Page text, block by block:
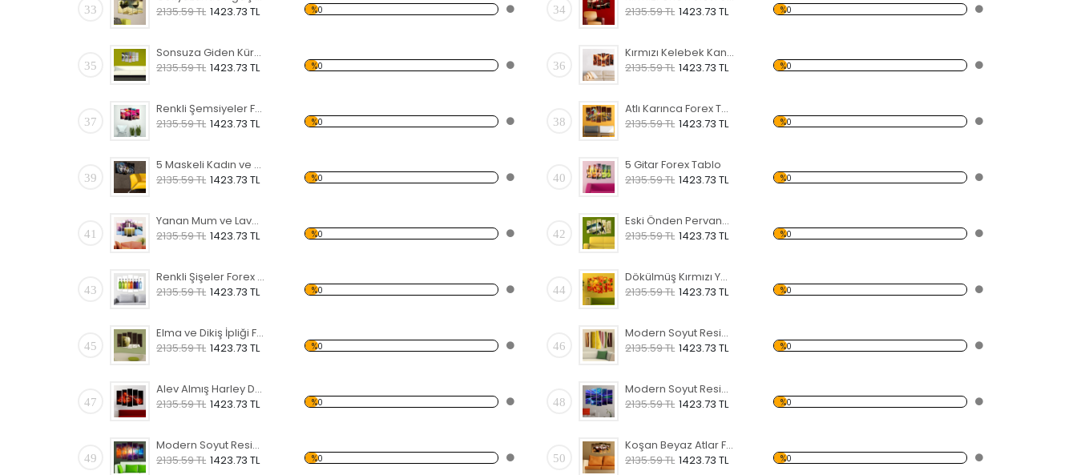
33
2135.59 TL 1423.73 TL %0 34
2135.59 TL 1423.73 TL %0
35
Sonsuza Giden Küre Forex Tablo
2135.59 TL 1423.73 TL %0 36
Kırmızı Kelebek Kanadı Forex Tablo
2135.59 TL 1423.73 TL %0
37
Renkli Şemsiyeler Forex Tablo
2135.59 TL 1423.73 TL %0 38
Atlı Karınca Forex Tablo
2135.59 TL 1423.73 TL %0
39
5 Maskeli Kadın ve Sarı Koltuk Forex Tablo
2135.59 TL 1423.73 TL %0 40
5 Gitar Forex Tablo
2135.59 TL 1423.73 TL %0
41
Yanan Mum ve Lavanta Forex Tablo
2135.59 TL 1423.73 TL %0 42
Eski Önden Pervaneli Uçak Forex Tablo
2135.59 TL 1423.73 TL %0
43
Renkli Şişeler Forex Tablo
2135.59 TL 1423.73 TL %0 44
Dökülmüş Kırmızı Yeşil Yapraklar Forex Tablo
2135.59 TL 1423.73 TL %0
45
Elma ve Dikiş İpliği Forex Tablo
2135.59 TL 1423.73 TL %0 46
Modern Soyut Resim 10 Forex Tablo
2135.59 TL 1423.73 TL %0
47
Alev Almış Harley Davidson Forex Tablo
2135.59 TL 1423.73 TL %0 48
Modern Soyut Resim 9 Forex Tablo
2135.59 TL 1423.73 TL %0
49
Modern Soyut Resim 8 Forex Tablo
2135.59 TL 1423.73 TL %0 50
Koşan Beyaz Atlar Forex Tablo
2135.59 TL 1423.73 TL %0